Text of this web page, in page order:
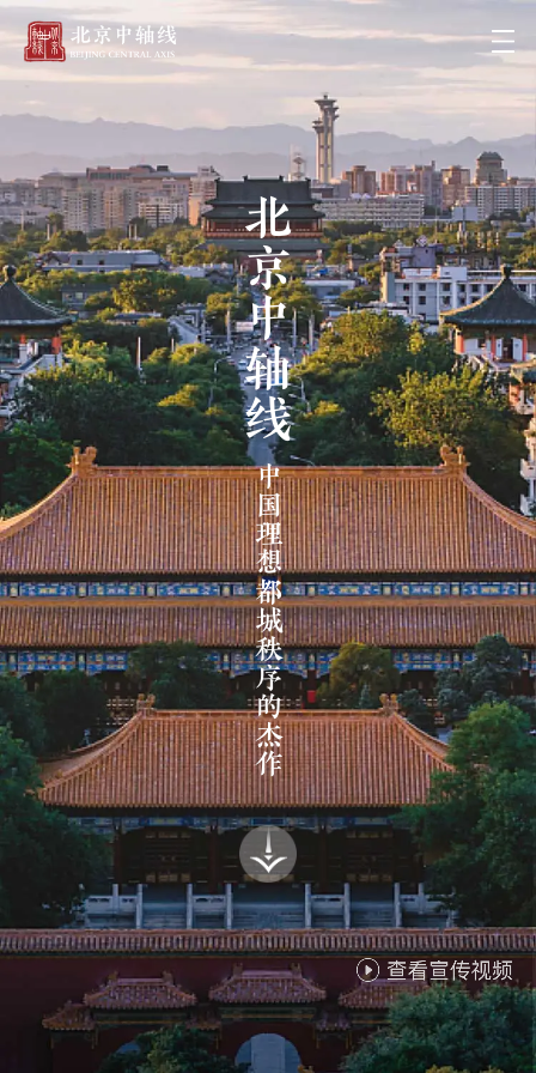
北京中轴线
中国理想都城秩序的杰作